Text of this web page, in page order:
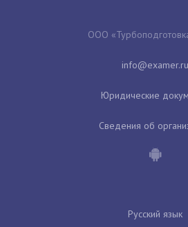
ООО
Юридические
Сведения об
Русский язык